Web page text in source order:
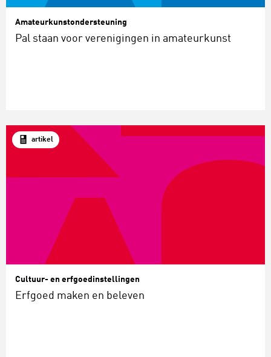
Amateurkunstondersteuning
Pal staan voor verenigingen in amateurkunst
artikel
Cultuur- en erfgoedinstellingen
Erfgoed maken en beleven